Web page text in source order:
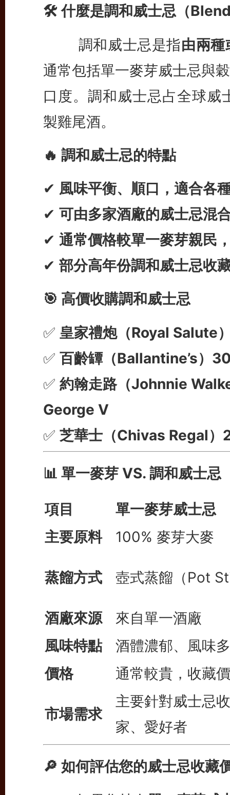
🛠 什麼是調和威士忌（
調和威士忌是指由兩
通常包括單一麥芽威士忌與
口度。調和威士忌占全球
製雞尾酒。
🔥 調和威士忌的特點
✔ 風味平衡、順口，適合各
✔ 可由多家酒廠的威士忌混
✔ 通常價格較單一麥芽親民
✔ 部分高年份調和威士忌收
🎯 高價收購調和威士忌
✅ 皇家禮炮（Royal Salute
✅ 百齡罈（Ballantine’s）
✅ 約翰走路（Johnnie
George V
✅ 芝華士（Chivas Regal
📊 單一麥芽 VS. 調和威士忌
項目
單一麥芽威士忌
主要原料
100% 麥芽大麥
蒸餾方式 壺式蒸餾（Pot
酒廠來源
來自單一酒廠
風味特點
酒體濃郁、風味
價格
通常較貴，收藏
市場需求
主要針對威士忌
家、愛好者
🔎 如何評估您的威士忌收藏